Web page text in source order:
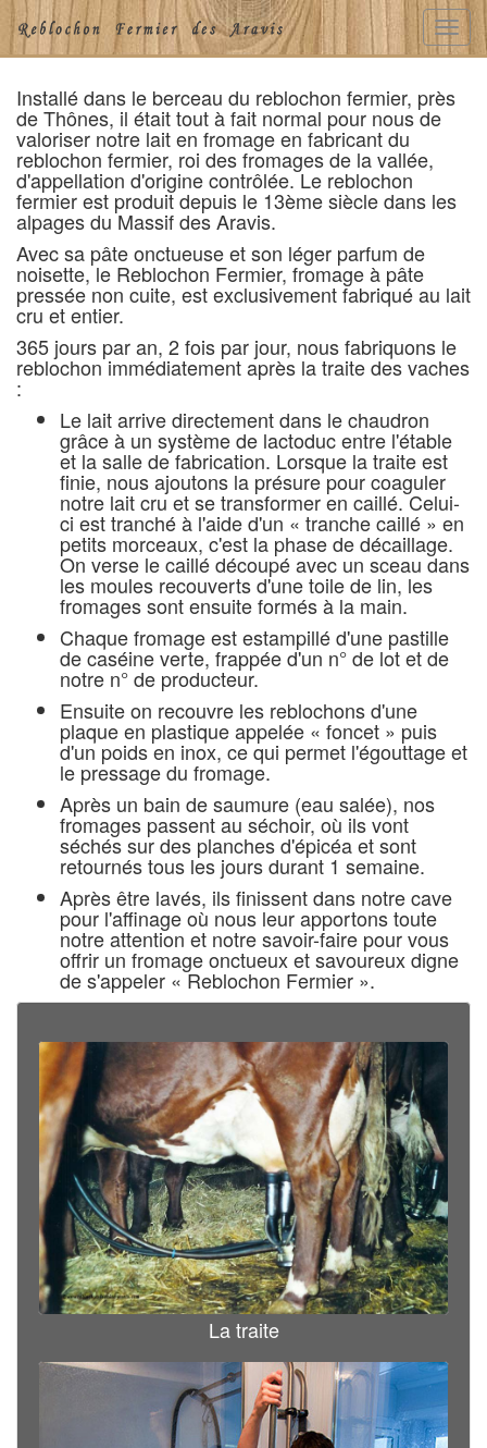
Installé dans le berceau du reblochon fermier, près
de Thônes, il était tout à fait normal pour nous de
valoriser notre lait en fromage en fabricant du
reblochon fermier, roi des fromages de la vallée,
d'appellation d'origine contrôlée. Le reblochon
fermier est produit depuis le 13ème siècle dans les
alpages du Massif des Aravis.
Avec sa pâte onctueuse et son léger parfum de
noisette, le Reblochon Fermier, fromage à pâte
pressée non cuite, est exclusivement fabriqué au lait
cru et entier.
365 jours par an, 2 fois par jour, nous fabriquons le
reblochon immédiatement après la traite des vaches
:
Le lait arrive directement dans le chaudron
grâce à un système de lactoduc entre l'étable
et la salle de fabrication. Lorsque la traite est
finie, nous ajoutons la présure pour coaguler
notre lait cru et se transformer en caillé. Celui-
ci est tranché à l'aide d'un « tranche caillé » en
petits morceaux, c'est la phase de décaillage.
On verse le caillé découpé avec un sceau dans
les moules recouverts d'une toile de lin, les
fromages sont ensuite formés à la main.
Chaque fromage est estampillé d'une pastille
de caséine verte, frappée d'un n° de lot et de
notre n° de producteur.
Ensuite on recouvre les reblochons d'une
plaque en plastique appelée « foncet » puis
d'un poids en inox, ce qui permet l'égouttage et
le pressage du fromage.
Après un bain de saumure (eau salée), nos
fromages passent au séchoir, où ils vont
séchés sur des planches d'épicéa et sont
retournés tous les jours durant 1 semaine.
Après être lavés, ils finissent dans notre cave
pour l'affinage où nous leur apportons toute
notre attention et notre savoir-faire pour vous
offrir un fromage onctueux et savoureux digne
de s'appeler « Reblochon Fermier ».
La traite